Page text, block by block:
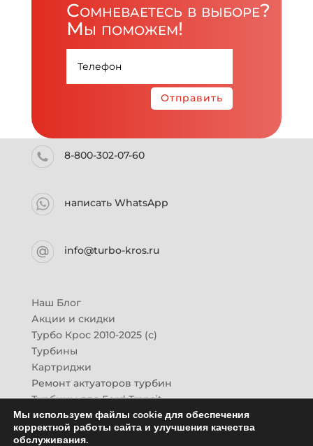
Сомневаетесь в выборе?
Мы поможем!
Отправить
8-800-302-07-60
написать WhatsApp
info@turbo-kros.ru
Наш Блог
Акции и скидки
Турбо Крос 2010-2025 (с)
Турбины
Картриджи
Ремонт актуаторов турбин
Турбины для Ford Transit
Турбины для Mazda CX-7
Картридж для ГАЗон-Next
Мы используем файлы cookie для обеспечения
корректной работы сайта и улучшения качества
обслуживания.